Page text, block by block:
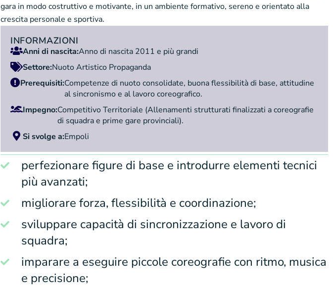
gara in modo costruttivo e motivante, in un ambiente formativo, sereno e orientato alla
crescita personale e sportiva.
INFORMAZIONI
Anni di nascita:Anno di nascita 2011 e più grandi
Settore:Nuoto Artistico Propaganda
Prerequisiti:Competenze di nuoto consolidate, buona flessibilità di base, attitudine
al sincronismo e al lavoro coreografico.
Impegno:Competitivo Territoriale (Allenamenti strutturati finalizzati a coreografie
di squadra e prime gare provinciali).
Si svolge a:Empoli
perfezionare figure di base e introdurre elementi tecnici
più avanzati;
migliorare forza, flessibilità e coordinazione;
sviluppare capacità di sincronizzazione e lavoro di
squadra;
imparare a eseguire piccole coreografie con ritmo, musica
e precisione;